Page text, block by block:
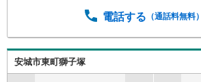
たします。・車でご自宅や最寄り駅
個別FP相談会 無料物件のご紹介
資金のご相談、まずは家探しについ
方も大歓迎です！年間8000棟以上
電話する （通話料無料）
安城市東町獅子塚